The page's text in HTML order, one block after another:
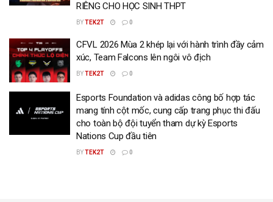
RIÊNG CHO HỌC SINH THPT
BYTEK2T 0
CFVL 2026 Mùa 2 khép lại với hành trình đầy cảm
xúc, Team Falcons lên ngôi vô địch
BYTEK2T 0
Esports Foundation và adidas công bố hợp tác
mang tính cột mốc, cung cấp trang phục thi đấu
cho toàn bộ đội tuyển tham dự kỳ Esports
Nations Cup đầu tiên
BYTEK2T 0